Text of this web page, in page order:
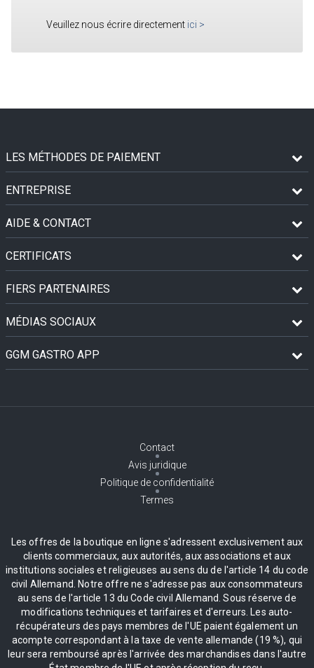
Veuillez nous écrire directement ici >
LES MÉTHODES DE PAIEMENT
ENTREPRISE
AIDE & CONTACT
CERTIFICATS
FIERS PARTENAIRES
MÉDIAS SOCIAUX
GGM GASTRO APP
Contact
Avis juridique
Politique de confidentialité
Termes
Les offres de la boutique en ligne s'adressent exclusivement aux
clients commerciaux, aux autorités, aux associations et aux
institutions sociales et religieuses au sens du de l'article 14 du code
civil Allemand. Notre offre ne s'adresse pas aux consommateurs
au sens de l'article 13 du Code civil Allemand. Sous réserve de
modifications techniques et tarifaires et d'erreurs. Les auto-
récupérateurs des pays membres de l'UE paient également un
acompte correspondant à la taxe de vente allemande (19 %), qui
leur sera remboursé après l'arrivée des marchandises dans l'autre